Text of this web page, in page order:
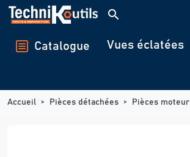
Panneau de gestion des cookies
search
Catalogue Vues éclatées
Accueil Pièces détachées Pièces moteur